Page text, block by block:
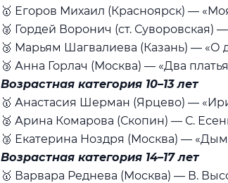
🥇 Егоров Михаил (Красноярск) —
🥈 Гордей Воронич (ст. Суворовская)
🥉 Марьям Шагвалиева (Казань) — «О
🥉 Анна Горлач (Москва) — «Два
Возрастная категория 10–13 лет
🥇 Анастасия Шерман (Ярцево) —
🥈 Арина Комарова (Скопин) — С.
🥉 Екатерина Ноздря (Москва) —
Возрастная категория 14–17 лет
🥇 Варвара Реднева (Москва) — В.